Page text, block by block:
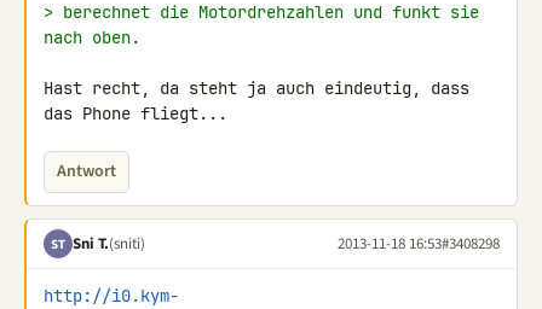
> berechnet die Motordrehzahlen und funkt sie
nach oben.
Hast recht, da steht ja auch eindeutig, dass
das Phone fliegt...
Antwort
ST Sni T.(sniti) 2013-11-18 16:53#3408298
http://i0.kym-